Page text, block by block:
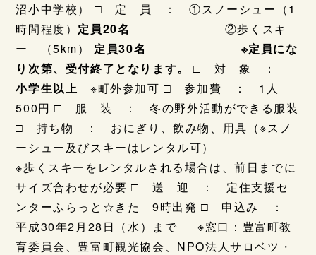
沼小中学校） □ 定 員 ： ①スノーシュー（1
時間程度） 定員20名
②歩くスキ
ー （5km） 定員30名
※定員にな
り次第、受付終了となります。
□ 対 象 ：
小学生以上 ※町外参加可 □ 参加費 ： 1人
500円 □ 服 装 ： 冬の野外活動ができる服装
□ 持ち物 ： おにぎり、飲み物、用具（※スノ
ーシュー及びスキーはレンタル可）
※歩くスキーをレンタルされる場合は、前日までに
サイズ合わせが必要 □ 送 迎 ： 定住支援セ
ンターふらっと☆きた 9時出発 □ 申込み ：
平成30年2月28日（水）まで ※窓口：豊富町教
育委員会、豊富町観光協会、NPO法人サロベツ・